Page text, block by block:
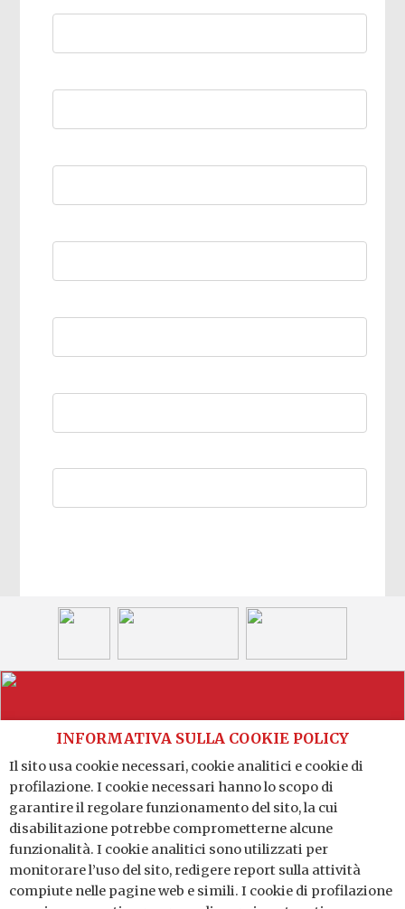
Distretto Produttivo Agrumi di Sicilia
Via G. A. Costanzo n. 41 - 95121 Catania (CT)
P.IVA: 04784140875
ARCES - Collegio Universitario
INFORMATIVA SULLA COOKIE POLICY
Il sito usa cookie necessari, cookie analitici e cookie di
profilazione. I cookie necessari hanno lo scopo di
garantire il regolare funzionamento del sito, la cui
disabilitazione potrebbe comprometterne alcune
funzionalità. I cookie analitici sono utilizzati per
monitorare l’uso del sito, redigere report sulla attività
compiute nelle pagine web e simili. I cookie di profilazione